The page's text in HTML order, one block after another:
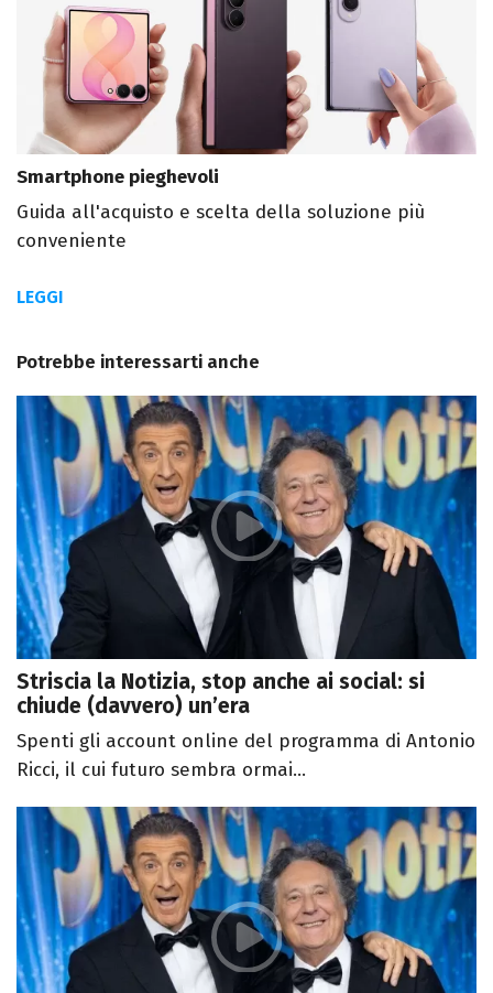
Smartphone pieghevoli
Guida all'acquisto e scelta della soluzione più
conveniente
LEGGI
Potrebbe interessarti anche
Striscia la Notizia, stop anche ai social: si
chiude (davvero) un’era
Spenti gli account online del programma di Antonio
Ricci, il cui futuro sembra ormai...